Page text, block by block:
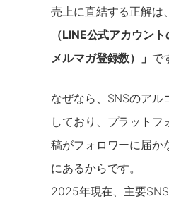
売上に直結する正解は、
（LINE公式アカウン
メルマガ登録数）」 で
なぜなら、SNSのアル
しており、プラットフ
稿がフォロワーに届か
にあるからです。
2025年現在、主要